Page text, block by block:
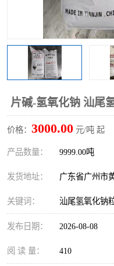
片碱-氢氧化钠 汕尾
价格： 3000.00 元/吨 起
产品数量： 9999.00吨
发货地址： 广东省广州市
关键词： 汕尾氢氧化钠
发布日期： 2026-08-08
阅 读 量： 410
保险粉
过硫酸钠
尿素
聚合硫酸铁
大苏打